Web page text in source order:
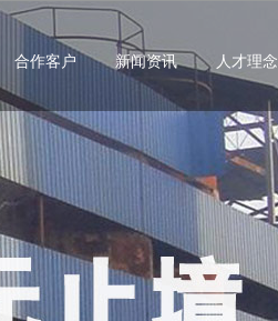
合作客户 新闻资讯 人才理念